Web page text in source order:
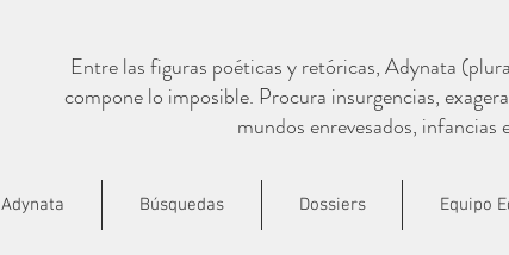
Adynata Búsquedas Dossiers Equipo
Entre las figuras poéticas y retóricas, Adynata
compone lo imposible. Procura insurgencias,
mundos enrevesados, infancias